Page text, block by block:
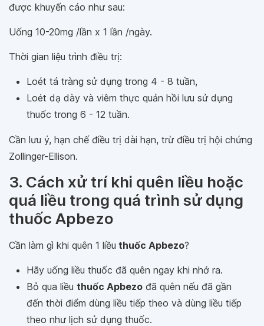
được khuyến cáo như sau:
Uống 10-20mg /lần x 1 lần /ngày.
Thời gian liệu trình điều trị:
Loét tá tràng sử dụng trong 4 - 8 tuần,
Loét dạ dày và viêm thực quản hồi lưu sử dụng
thuốc trong 6 - 12 tuần.
Cần lưu ý, hạn chế điều trị dài hạn, trừ điều trị hội chứng
Zollinger-Ellison.
3. Cách xử trí khi quên liều hoặc
quá liều trong quá trình sử dụng
thuốc Apbezo
Cần làm gì khi quên 1 liều thuốc Apbezo?
Hãy uống liều thuốc đã quên ngay khi nhớ ra.
Bỏ qua liều thuốc Apbezo đã quên nếu đã gần
đến thời điểm dùng liều tiếp theo và dùng liều tiếp
theo như lịch sử dụng thuốc.